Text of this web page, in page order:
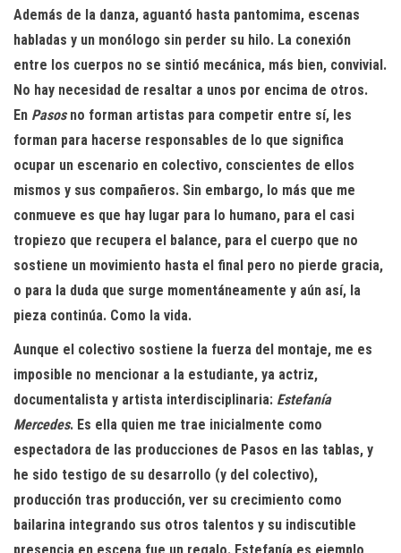
Además de la danza, aguantó hasta pantomima, escenas
habladas y un monólogo sin perder su hilo. La conexión
entre los cuerpos no se sintió mecánica, más bien, convivial.
No hay necesidad de resaltar a unos por encima de otros.
En Pasosno forman artistas para competir entre sí, les
forman para hacerse responsables de lo que significa
ocupar un escenario en colectivo, conscientes de ellos
mismos y sus compañeros. Sin embargo, lo más que me
conmueve es que hay lugar para lo humano, para el casi
tropiezo que recupera el balance, para el cuerpo que no
sostiene un movimiento hasta el final pero no pierde gracia,
o para la duda que surge momentáneamente y aún así, la
pieza continúa. Como la vida.
Aunque el colectivo sostiene la fuerza del montaje, me es
imposible no mencionar a la estudiante, ya actriz,
documentalista y artista interdisciplinaria: Estefanía
Mercedes. Es ella quien me trae inicialmente como
espectadora de las producciones de Pasos en las tablas, y
he sido testigo de su desarrollo (y del colectivo),
producción tras producción, ver su crecimiento como
bailarina integrando sus otros talentos y su indiscutible